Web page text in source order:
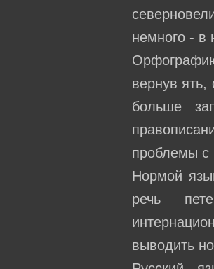
немного - в
вернув
больше
проблемы с
Нормой
речь
выводить